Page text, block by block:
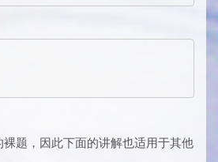
题，因此下面的讲解也适用于其他